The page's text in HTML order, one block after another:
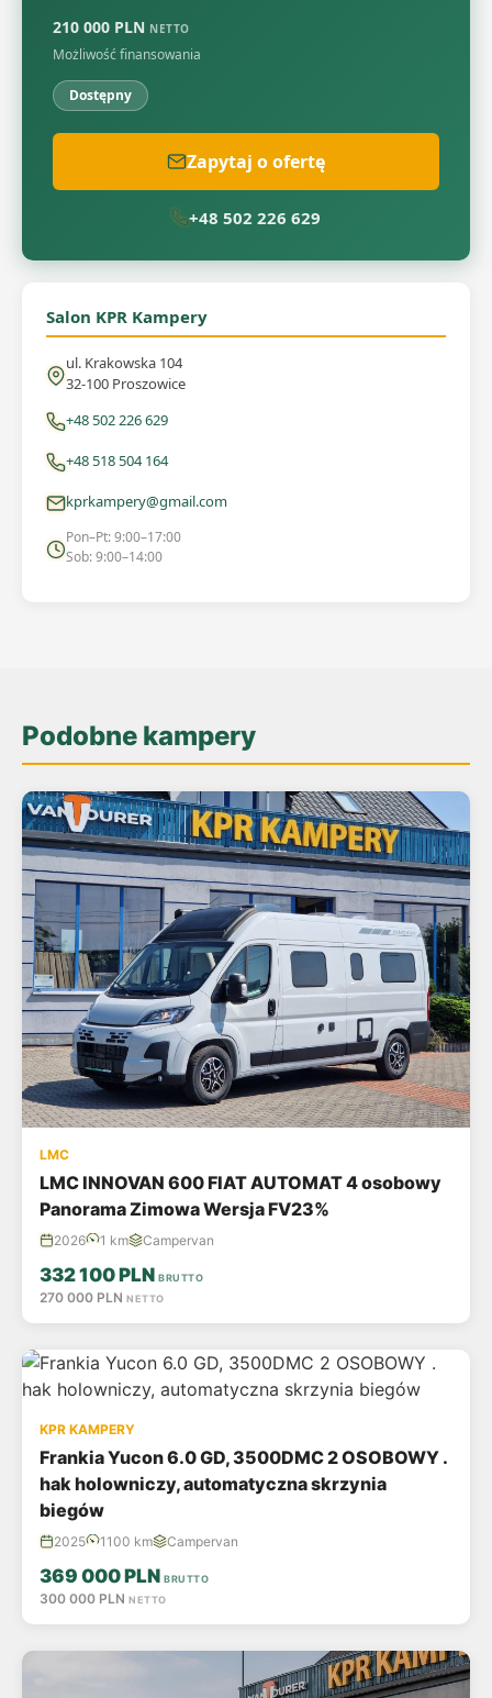
210 000 PLN NETTO
Możliwość finansowania
Dostępny
Zapytaj o ofertę
+48 502 226 629
Salon KPR Kampery
ul. Krakowska 104
32-100 Proszowice
+48 502 226 629
+48 518 504 164
kprkampery@gmail.com
Pon–Pt: 9:00–17:00
Sob: 9:00–14:00
Podobne kampery
LMC
LMC INNOVAN 600 FIAT AUTOMAT 4 osobowy
Panorama Zimowa Wersja FV23%
2026 1 km Campervan
332 100 PLN BRUTTO
270 000 PLN NETTO
KPR KAMPERY
Frankia Yucon 6.0 GD, 3500DMC 2 OSOBOWY .
hak holowniczy, automatyczna skrzynia
biegów
2025 1100 km Campervan
369 000 PLN BRUTTO
300 000 PLN NETTO